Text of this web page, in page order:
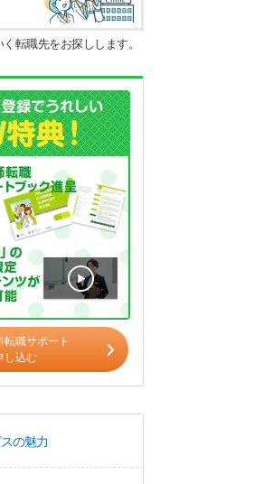
転職先をお探しします。
転職サポート
し込む
の魅力